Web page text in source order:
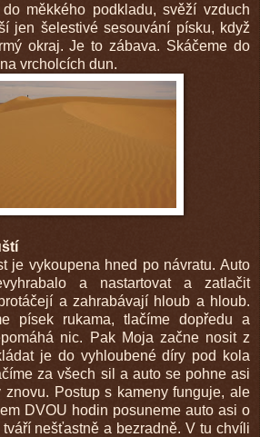
měkkého podkladu, svěží vzduch
jen šelestivé sesouvání písku, když
okraj. Je to zábava. Skáčeme do
vrcholcích dun.
je vykoupena hned po návratu. Auto
a nastartovat a zatlačit
a zahrabávají hloub a hloub.
písek rukama, tlačíme dopředu a
nic. Pak Moja začne nosit z
je do vyhloubené díry pod kola
za všech sil a auto se pohne asi
znovu. Postup s kameny funguje, ale
DVOU hodin posuneme auto asi o
nešťastně a bezradně. V tu chvíli